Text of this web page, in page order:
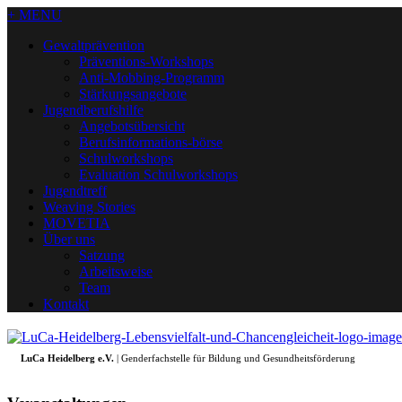
+ MENU
Gewaltprävention
Präventions-Workshops
Anti-Mobbing-Programm
Stärkungsangebote
Jugendberufshilfe
Angebotsübersicht
Berufsinformations-börse
Schulworkshops
Evaluation Schulworkshops
Jugendtreff
Weaving Stories
MOVETIA
Über uns
Satzung
Arbeitsweise
Team
Kontakt
LuCa Heidelberg e.V. | Genderfachstelle für Bildung und Gesundheitsförderung